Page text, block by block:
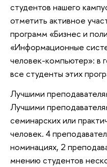
студентов нашего
отметить активное
программ «Бизнес и
«Информационные
человек-компьютер»: в
все студенты этих
Лучшими
Лучшими
семинарских или
человек. 4
номинациях, 2
мнению студентов